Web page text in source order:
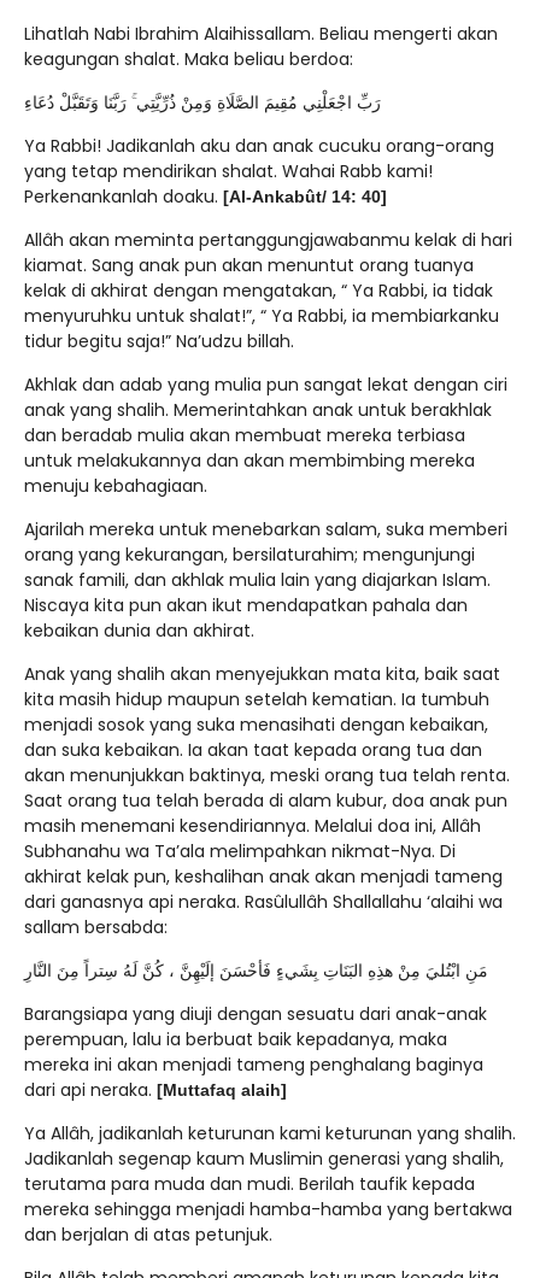
Lihatlah Nabi Ibrahim Alaihissallam. Beliau mengerti akan
keagungan shalat. Maka beliau berdoa:
رَبِّ اجْعَلْنِي مُقِيمَ الصَّلَاةِ وَمِنْ ذُرِّيَّتِي ۚ رَبَّنَا وَتَقَبَّلْ دُعَاءِ
Ya Rabbi! Jadikanlah aku dan anak cucuku orang-orang
yang tetap mendirikan shalat. Wahai Rabb kami!
Perkenankanlah doaku. [Al-Ankabût/ 14: 40]
Allâh akan meminta pertanggungjawabanmu kelak di hari
kiamat. Sang anak pun akan menuntut orang tuanya
kelak di akhirat dengan mengatakan, “ Ya Rabbi, ia tidak
menyuruhku untuk shalat!”, “ Ya Rabbi, ia membiarkanku
tidur begitu saja!” Na’udzu billah.
Akhlak dan adab yang mulia pun sangat lekat dengan ciri
anak yang shalih. Memerintahkan anak untuk berakhlak
dan beradab mulia akan membuat mereka terbiasa
untuk melakukannya dan akan membimbing mereka
menuju kebahagiaan.
Ajarilah mereka untuk menebarkan salam, suka memberi
orang yang kekurangan, bersilaturahim; mengunjungi
sanak famili, dan akhlak mulia lain yang diajarkan Islam.
Niscaya kita pun akan ikut mendapatkan pahala dan
kebaikan dunia dan akhirat.
Anak yang shalih akan menyejukkan mata kita, baik saat
kita masih hidup maupun setelah kematian. Ia tumbuh
menjadi sosok yang suka menasihati dengan kebaikan,
dan suka kebaikan. Ia akan taat kepada orang tua dan
akan menunjukkan baktinya, meski orang tua telah renta.
Saat orang tua telah berada di alam kubur, doa anak pun
masih menemani kesendiriannya. Melalui doa ini, Allâh
Subhanahu wa Ta’ala melimpahkan nikmat-Nya. Di
akhirat kelak pun, keshalihan anak akan menjadi tameng
dari ganasnya api neraka. Rasûlullâh Shallallahu ‘alaihi wa
sallam bersabda:
مَنِ ابْتُليَ مِنْ هذِهِ البَنَاتِ بِشَيءٍ فَأحْسَنَ إلَيْهِنَّ ، كُنَّ لَهُ سِتراً مِنَ النَّارِ
Barangsiapa yang diuji dengan sesuatu dari anak-anak
perempuan, lalu ia berbuat baik kepadanya, maka
mereka ini akan menjadi tameng penghalang baginya
dari api neraka. [Muttafaq alaih]
Ya Allâh, jadikanlah keturunan kami keturunan yang shalih.
Jadikanlah segenap kaum Muslimin generasi yang shalih,
terutama para muda dan mudi. Berilah taufik kepada
mereka sehingga menjadi hamba-hamba yang bertakwa
dan berjalan di atas petunjuk.